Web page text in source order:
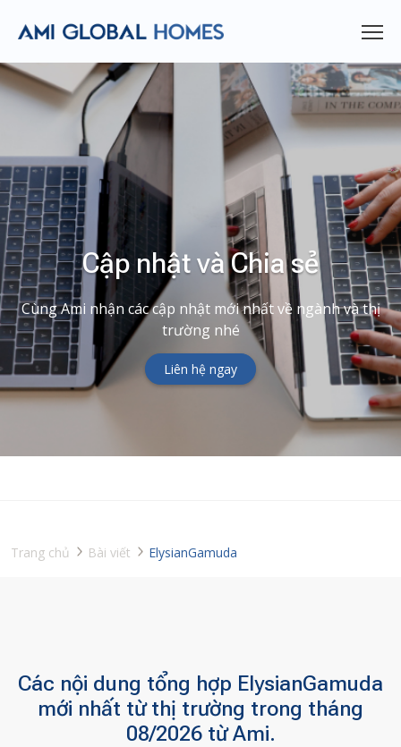
Cập nhật và Chia sẻ
Cùng Ami nhận các cập nhật mới nhất về ngành và thị
trường nhé
Liên hệ ngay
Trang chủ Bài viết ElysianGamuda
Các nội dung tổng hợp ElysianGamuda
mới nhất từ thị trường trong tháng
08/2026 từ Ami.